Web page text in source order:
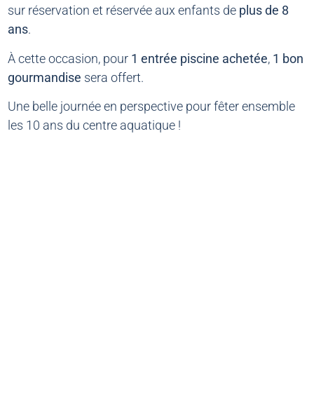
sur réservation et réservée aux enfants de plus de 8
ans.
À cette occasion, pour 1 entrée piscine achetée, 1 bon
gourmandise sera offert.
Une belle journée en perspective pour fêter ensemble
les 10 ans du centre aquatique !